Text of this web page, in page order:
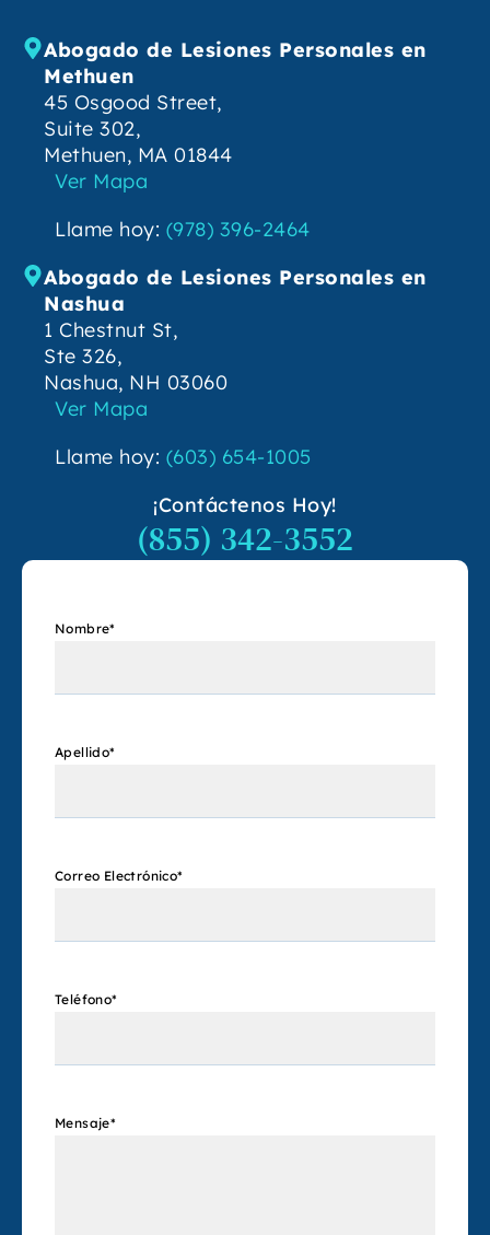
Abogado de Lesiones Personales en
Methuen
45 Osgood Street,
Suite 302,
Methuen, MA 01844
Ver Mapa
Llame hoy: (978) 396-2464
Abogado de Lesiones Personales en
Nashua
1 Chestnut St,
Ste 326,
Nashua, NH 03060
Ver Mapa
Llame hoy: (603) 654-1005
¡Contáctenos Hoy!
(855) 342-3552
Nombre*
Apellido*
Correo Electrónico*
Teléfono*
Mensaje*